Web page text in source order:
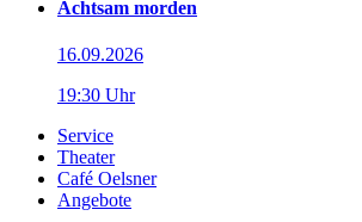
Achtsam morden
16.09.2026
19:30 Uhr
Service
Theater
Café Oelsner
Angebote